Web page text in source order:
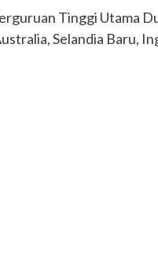
Tinggi Utama
Selandia Baru,